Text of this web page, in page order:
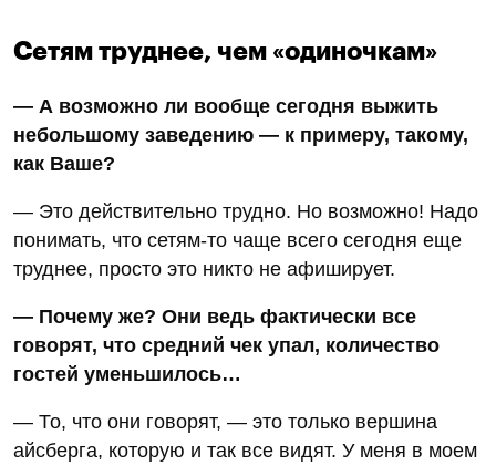
Сетям труднее, чем «одиночкам»
— А возможно ли вообще сегодня выжить
небольшому заведению — к примеру, такому,
как Ваше?
— Это действительно трудно. Но возможно! Надо
понимать, что сетям-то чаще всего сегодня еще
труднее, просто это никто не афиширует.
— Почему же? Они ведь фактически все
говорят, что средний чек упал, количество
гостей уменьшилось…
— То, что они говорят, — это только вершина
айсберга, которую и так все видят. У меня в моем